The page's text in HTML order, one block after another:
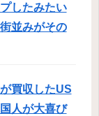
したみたい
並みがその
買収したUS
人が大喜び